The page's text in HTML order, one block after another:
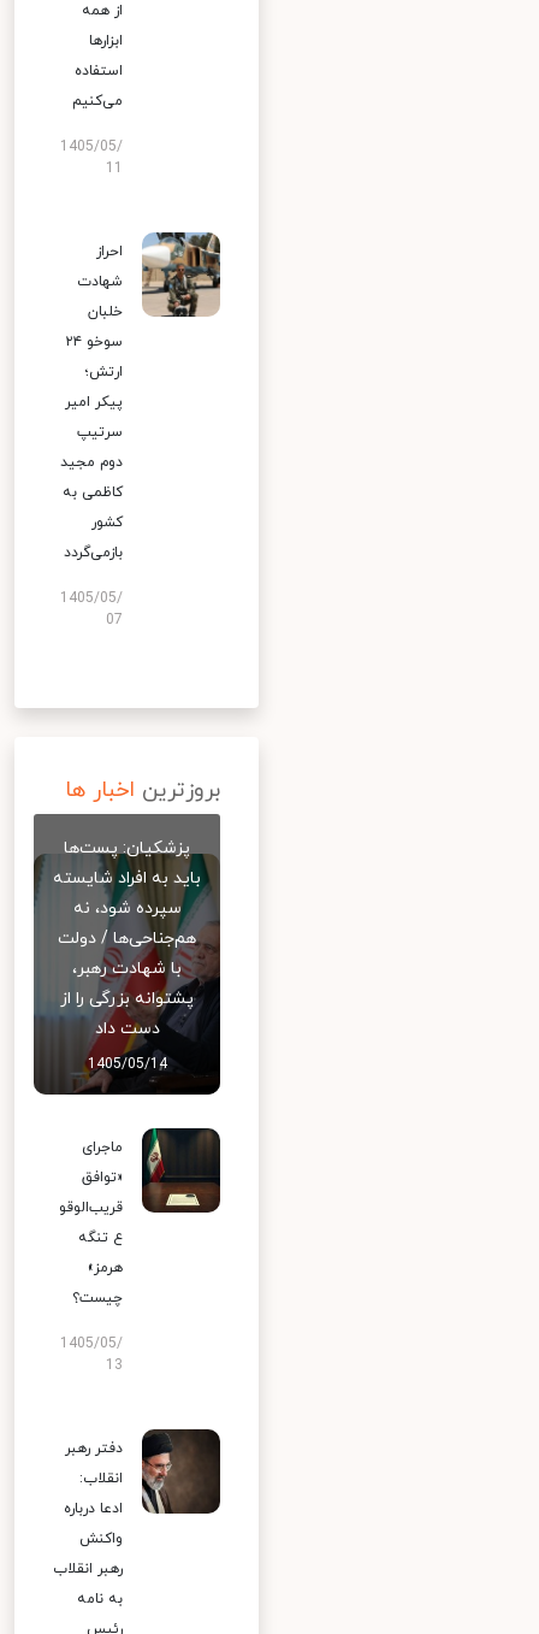
از همه
ابزارها
استفاده
می‌کنیم
1405/05/
احراز
شهادت
خلبان
سوخو ۲۴
ارتش؛
پیکر امیر
سرتیپ
دوم مجید
کاظمی به
کشور
بازمی‌گردد
1405/05/
07
بروزترین اخبار ها
پزشکیان: پست‌ها
باید به افراد شایسته
سپرده شود، نه
هم‌جناحی‌ها / دولت
با شهادت رهبر،
پشتوانه بزرگی را از
دست داد
1405/05/14
ماجرای
«توافق
قریب‌الوقو
ع تنگه
هرمز»
چیست؟
1405/05/
13
دفتر رهبر
انقلاب:
ادعا درباره
واکنش
رهبر انقلاب
به نامه
رئیس